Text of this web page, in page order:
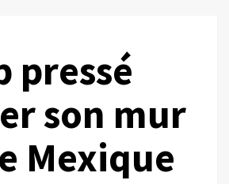
pressé
son mur
Mexique